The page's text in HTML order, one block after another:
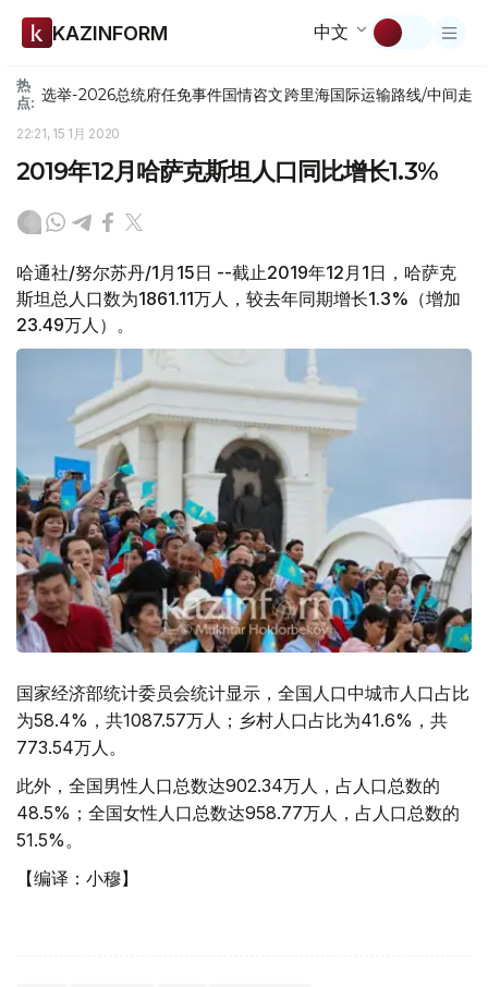
KAZINFORM 中文
热
点: 选举-2026总统府任免事件国情咨文跨里海国际运输路线/中间走廊
22:21, 15 1月 2020
2019年12月哈萨克斯坦人口同比增长1.3%
哈通社/努尔苏丹/1月15日 --截止2019年12月1日，哈萨克
斯坦总人口数为1861.11万人，较去年同期增长1.3%（增加
23.49万人）。
国家经济部统计委员会统计显示，全国人口中城市人口占比
为58.4%，共1087.57万人；乡村人口占比为41.6%，共
773.54万人。
此外，全国男性人口总数达902.34万人，占人口总数的
48.5%；全国女性人口总数达958.77万人，占人口总数的
51.5%。
【编译：小穆】